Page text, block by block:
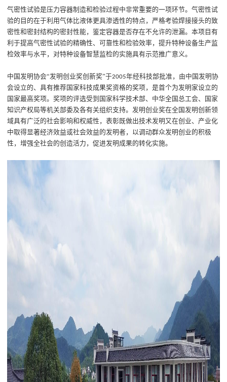
气密性试验是压力容器制造和检验过程中非常重要的一项环节。气密性试
验的目的在于利用气体比液体更具渗透性的特点 ， 严格考验焊接接头的致
密性和密封结构的密封性能，鉴定容器是否存在不允许的泄漏。本项目有
利于提高气密性试验的精确性、可靠性和检验效率，提升特种设备生产监
检效率与水平，对特种设备智慧监检的实施具有示范推广意义。
中国发明协会“发明创业奖创新奖”于2005年经科技部批准，由中国发明协
会设立的、具有推荐国家科技成果奖资格的奖项，是首个为发明家设立的
国家最高奖项。奖项的评选受到国家科学技术部、中华全国总工会、国家
知识产权局等机关部委及各有关组织支持。发明创业奖在全国发明创新领
域具有广泛的社会影响和权威性，表彰既做出技术发明又在创业、产业化
中取得显著经济效益或社会效益的发明者，以调动群众发明创业的积极
性，增强全社会的创造活力，促进发明成果的转化实施。